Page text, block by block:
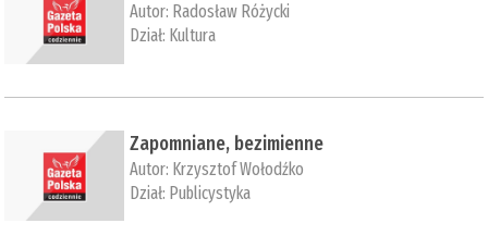
Autor: Radosław Różycki
Dział: Kultura
Zapomniane, bezimienne
Autor: Krzysztof Wołodźko
Dział: Publicystyka